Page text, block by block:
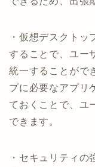
・仮想デスクト
することで、ユー
統一することがで
プに必要なアプリ
ておくことで、ユ
できます。
・セキュリティの